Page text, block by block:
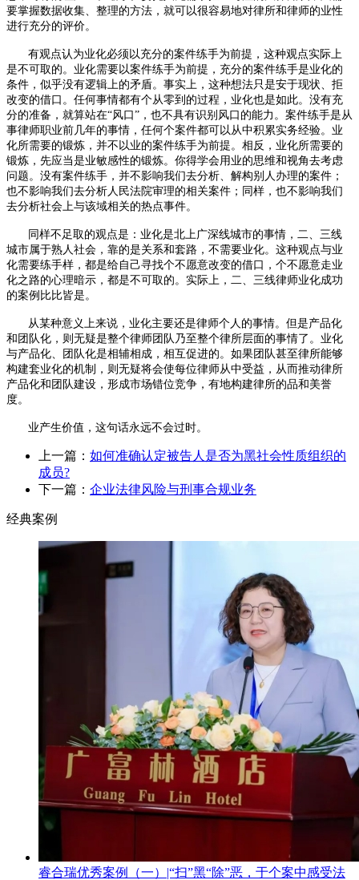
要掌握数据收集、整理的方法，就可以很容易地对律所和律师的业性
进行充分的评价。
有观点认为业化必须以充分的案件练手为前提，这种观点实际上
是不可取的。业化需要以案件练手为前提，充分的案件练手是业化的
条件，似乎没有逻辑上的矛盾。事实上，这种想法只是安于现状、拒
改变的借口。任何事情都有个从零到的过程，业化也是如此。没有充
分的准备，就算站在“风口”，也不具有识别风口的能力。案件练手是从
事律师职业前几年的事情，任何个案件都可以从中积累实务经验。业
化所需要的锻炼，并不以业的案件练手为前提。相反，业化所需要的
锻炼，先应当是业敏感性的锻炼。你得学会用业的思维和视角去考虑
问题。没有案件练手，并不影响我们去分析、解构别人办理的案件；
也不影响我们去分析人民法院审理的相关案件；同样，也不影响我们
去分析社会上与该域相关的热点事件。
同样不足取的观点是：业化是北上广深线城市的事情，二、三线
城市属于熟人社会，靠的是关系和套路，不需要业化。这种观点与业
化需要练手样，都是给自己寻找个不愿意改变的借口，个不愿意走业
化之路的心理暗示，都是不可取的。实际上，二、三线律师业化成功
的案例比比皆是。
从某种意义上来说，业化主要还是律师个人的事情。但是产品化
和团队化，则无疑是整个律师团队乃至整个律所层面的事情了。业化
与产品化、团队化是相辅相成，相互促进的。如果团队甚至律所能够
构建套业化的机制，则无疑将会使每位律师从中受益，从而推动律所
产品化和团队建设，形成市场错位竞争，有地构建律所的品和美誉
度。
业产生价值，这句话永远不会过时。
上一篇： 如何准确认定被告人是否为黑社会性质组织的
成员?
下一篇： 企业法律风险与刑事合规业务
经典案例
睿合瑞优秀案例（一）|“扫”黑“除”恶，于个案中感受法